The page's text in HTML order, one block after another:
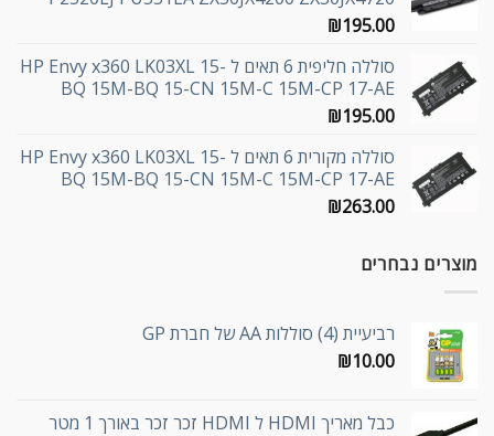
₪195.00
סוללה חליפית 6 תאים ל HP Envy x360 LK03XL 15-
BQ 15M-BQ 15-CN 15M-C 15M-CP 17-AE
₪195.00
סוללה מקורית 6 תאים ל HP Envy x360 LK03XL 15-
BQ 15M-BQ 15-CN 15M-C 15M-CP 17-AE
₪263.00
מוצרים נבחרים
רביעיית (4) סוללות AA של חברת GP
₪10.00
כבל מאריך HDMI ל HDMI זכר זכר באורך 1 מטר